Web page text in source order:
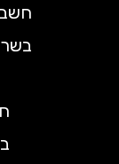
חשבון
בשרון
חשבון
בהוד